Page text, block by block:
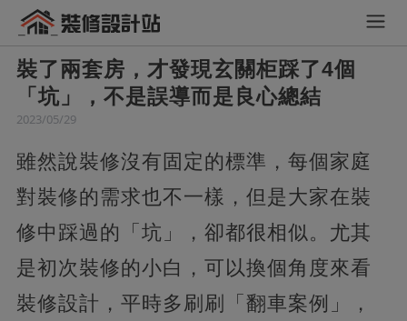
裝了兩套房，才發現玄關柜踩了4個
「坑」，不是誤導而是良心總結
2023/05/29
雖然說裝修沒有固定的標準，每個家庭
對裝修的需求也不一樣，但是大家在裝
修中踩過的「坑」，卻都很相似。尤其
是初次裝修的小白，可以換個角度來看
裝修設計，平時多刷刷「翻車案例」，